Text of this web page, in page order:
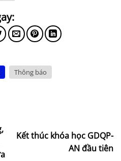
Thông báo
Kết thúc khóa học GDQP-
AN đầu tiên